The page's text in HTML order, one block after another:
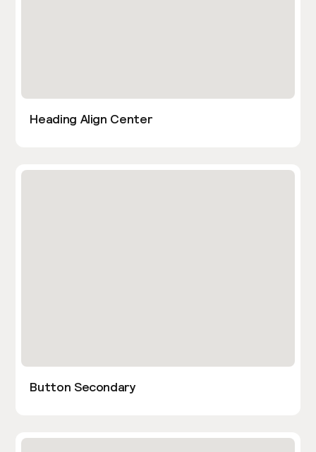
Heading Align Center
Button Secondary